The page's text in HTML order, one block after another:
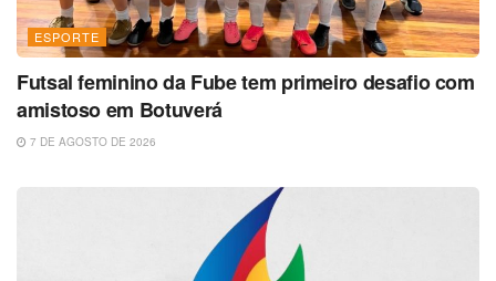
ESPORTE
Futsal feminino da Fube tem primeiro desafio com
amistoso em Botuverá
7 DE AGOSTO DE 2026